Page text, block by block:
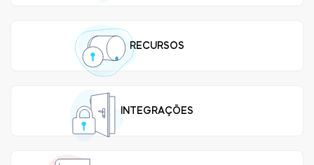
Tedee Bridge
Cilindros
RECURSOS
INTEGRAÇÕES